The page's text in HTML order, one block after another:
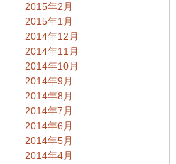
2015年2月
2015年1月
2014年12月
2014年11月
2014年10月
2014年9月
2014年8月
2014年7月
2014年6月
2014年5月
2014年4月